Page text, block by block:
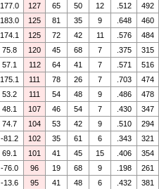
177.0 127 65 50 12 .512 492
183.0 125 81 35 9 .648 460
174.1 125 72 42 11 .576 484
75.8 120 45 68 7 .375 315
57.1 112 64 41 7 .571 516
175.1 111 78 26 7 .703 474
53.2 111 54 48 9 .486 478
48.1 107 46 54 7 .430 347
74.7 104 53 42 9 .510 294
-81.2 102 35 61 6 .343 321
69.1 101 41 45 15 .406 354
-76.0 96 19 68 9 .198 261
-13.6 95 41 48 6 .432 381